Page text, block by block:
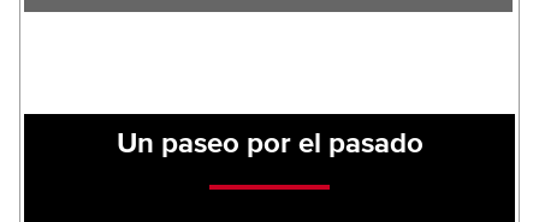
Un paseo por el pasado